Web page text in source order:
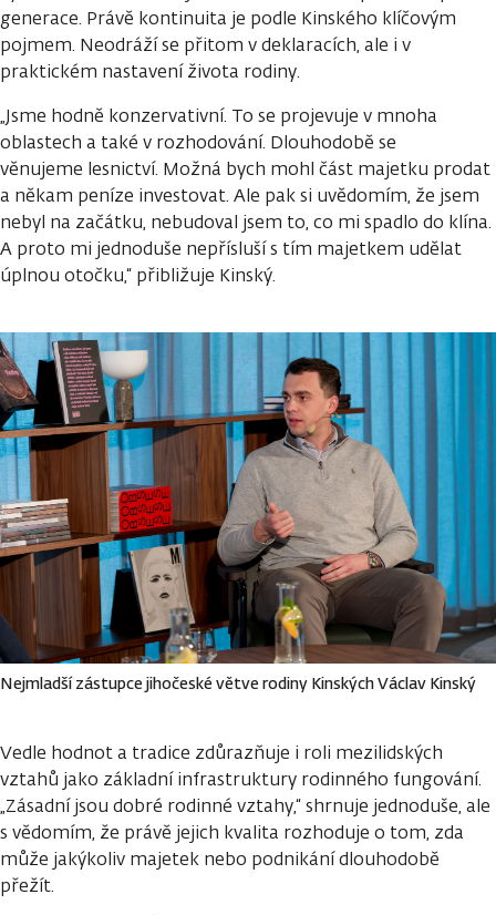
generace. Právě kontinuita je podle Kinského klíčovým
pojmem. Neodráží se přitom v deklaracích, ale i v
praktickém nastavení života rodiny.
„Jsme hodně konzervativní. To se projevuje v mnoha
oblastech a také v rozhodování. Dlouhodobě se
věnujeme lesnictví. Možná bych mohl část majetku prodat
a někam peníze investovat. Ale pak si uvědomím, že jsem
nebyl na začátku, nebudoval jsem to, co mi spadlo do klína.
A proto mi jednoduše nepřísluší s tím majetkem udělat
úplnou otočku,“ přibližuje Kinský.
Nejmladší zástupce jihočeské větve rodiny Kinských Václav Kinský
Vedle hodnot a tradice zdůrazňuje i roli mezilidských
vztahů jako základní infrastruktury rodinného fungování.
„Zásadní jsou dobré rodinné vztahy,“ shrnuje jednoduše, ale
s vědomím, že právě jejich kvalita rozhoduje o tom, zda
může jakýkoliv majetek nebo podnikání dlouhodobě
přežít.